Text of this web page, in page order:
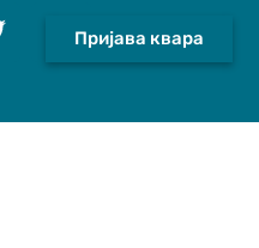
Пријава квара